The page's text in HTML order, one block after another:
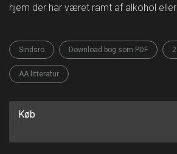
hjem der har været ramt af alkohol
Sindsro Download bog som PDF
AA litteratur
Køb